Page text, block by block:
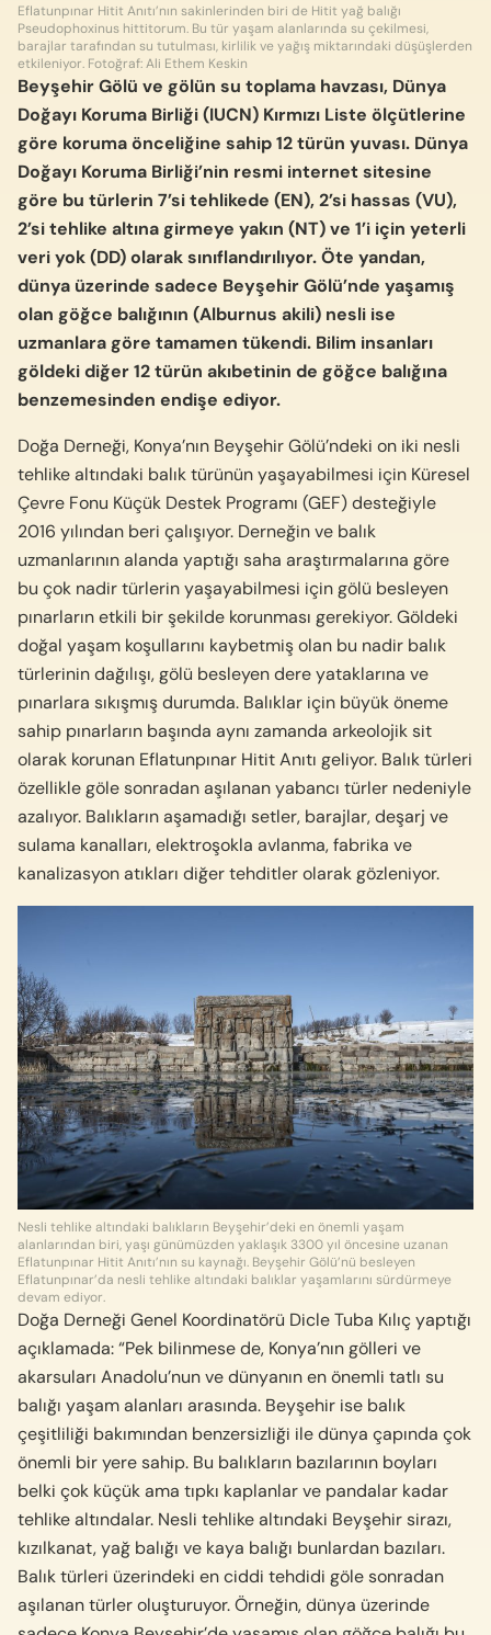
Eflatunpınar Hitit Anıtı’nın sakinlerinden biri de Hitit yağ balığı
Pseudophoxinus hittitorum. Bu tür yaşam alanlarında su çekilmesi,
barajlar tarafından su tutulması, kirlilik ve yağış miktarındaki düşüşlerden
etkileniyor. Fotoğraf: Ali Ethem Keskin
Beyşehir Gölü ve gölün su toplama havzası, Dünya
Doğayı Koruma Birliği (IUCN) Kırmızı Liste ölçütlerine
göre koruma önceliğine sahip 12 türün yuvası. Dünya
Doğayı Koruma Birliği’nin resmi internet sitesine
göre bu türlerin 7’si tehlikede (EN), 2’si hassas (VU),
2’si tehlike altına girmeye yakın (NT) ve 1’i için yeterli
veri yok (DD) olarak sınıflandırılıyor. Öte yandan,
dünya üzerinde sadece Beyşehir Gölü’nde yaşamış
olan göğce balığının (Alburnus akili) nesli ise
uzmanlara göre tamamen tükendi. Bilim insanları
göldeki diğer 12 türün akıbetinin de göğce balığına
benzemesinden endişe ediyor.
Doğa Derneği, Konya’nın Beyşehir Gölü’ndeki on iki nesli
tehlike altındaki balık türünün yaşayabilmesi için Küresel
Çevre Fonu Küçük Destek Programı (GEF) desteğiyle
2016 yılından beri çalışıyor. Derneğin ve balık
uzmanlarının alanda yaptığı saha araştırmalarına göre
bu çok nadir türlerin yaşayabilmesi için gölü besleyen
pınarların etkili bir şekilde korunması gerekiyor. Göldeki
doğal yaşam koşullarını kaybetmiş olan bu nadir balık
türlerinin dağılışı, gölü besleyen dere yataklarına ve
pınarlara sıkışmış durumda. Balıklar için büyük öneme
sahip pınarların başında aynı zamanda arkeolojik sit
olarak korunan Eflatunpınar Hitit Anıtı geliyor. Balık türleri
özellikle göle sonradan aşılanan yabancı türler nedeniyle
azalıyor. Balıkların aşamadığı setler, barajlar, deşarj ve
sulama kanalları, elektroşokla avlanma, fabrika ve
kanalizasyon atıkları diğer tehditler olarak gözleniyor.
Nesli tehlike altındaki balıkların Beyşehir’deki en önemli yaşam
alanlarından biri, yaşı günümüzden yaklaşık 3300 yıl öncesine uzanan
Eflatunpınar Hitit Anıtı’nın su kaynağı. Beyşehir Gölü’nü besleyen
Eflatunpınar’da nesli tehlike altındaki balıklar yaşamlarını sürdürmeye
devam ediyor.
Doğa Derneği Genel Koordinatörü Dicle Tuba Kılıç yaptığı
açıklamada: “Pek bilinmese de, Konya’nın gölleri ve
akarsuları Anadolu’nun ve dünyanın en önemli tatlı su
balığı yaşam alanları arasında. Beyşehir ise balık
çeşitliliği bakımından benzersizliği ile dünya çapında çok
önemli bir yere sahip. Bu balıkların bazılarının boyları
belki çok küçük ama tıpkı kaplanlar ve pandalar kadar
tehlike altındalar. Nesli tehlike altındaki Beyşehir sirazı,
kızılkanat, yağ balığı ve kaya balığı bunlardan bazıları.
Balık türleri üzerindeki en ciddi tehdidi göle sonradan
aşılanan türler oluşturuyor. Örneğin, dünya üzerinde